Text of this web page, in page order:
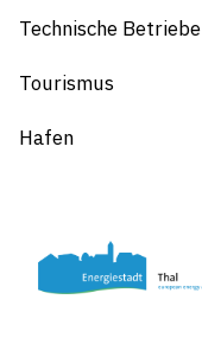
Technische Betriebe
Tourismus
Hafen